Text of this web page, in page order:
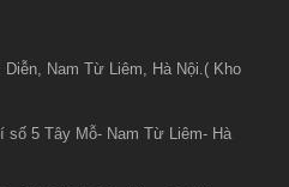
Diễn, Nam Từ Liêm, Hà Nội.( Kho
số 5 Tây Mỗ- Nam Từ Liêm- Hà